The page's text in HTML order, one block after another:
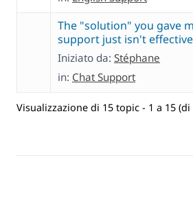
The "solution" you gave
support just isn't effective
Iniziato da: Stéphane
in: Chat Support
Visualizzazione di 15 topic - 1 a 15